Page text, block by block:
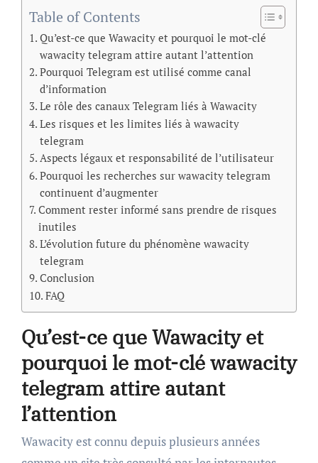
Table of Contents
Qu’est-ce que Wawacity et pourquoi le mot-clé
wawacity telegram attire autant l’attention
Pourquoi Telegram est utilisé comme canal
d’information
Le rôle des canaux Telegram liés à Wawacity
Les risques et les limites liés à wawacity
telegram
Aspects légaux et responsabilité de l’utilisateur
Pourquoi les recherches sur wawacity telegram
continuent d’augmenter
Comment rester informé sans prendre de risques
inutiles
L’évolution future du phénomène wawacity
telegram
Conclusion
FAQ
Qu’est-ce que Wawacity et
pourquoi le mot-clé wawacity
telegram attire autant
l’attention
Wawacity est connu depuis plusieurs années